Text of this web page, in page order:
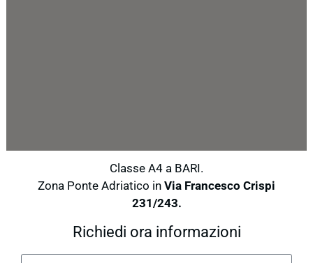
Classe A4 a BARI.
Zona Ponte Adriatico in Via Francesco Crispi
231/243.
Richiedi ora informazioni